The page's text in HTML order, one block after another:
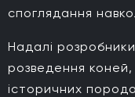
споглядання
Надалі
розведення
історичних